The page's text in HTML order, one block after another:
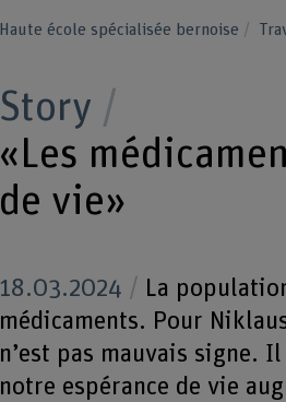
Haute école spécialisée bernoise
Story
«Les
de vie»
18.03.2024
La
médicaments. Pour
n’est pas mauvais signe.
notre espérance de vie